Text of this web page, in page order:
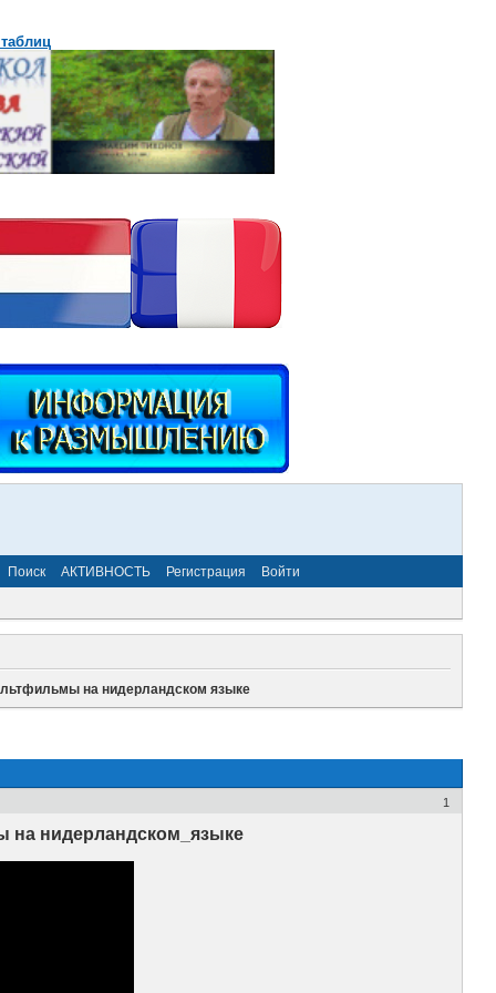
Поиск АКТИВНОСТЬ Регистрация Войти
на нидерландском языке
1
нидерландском_языке